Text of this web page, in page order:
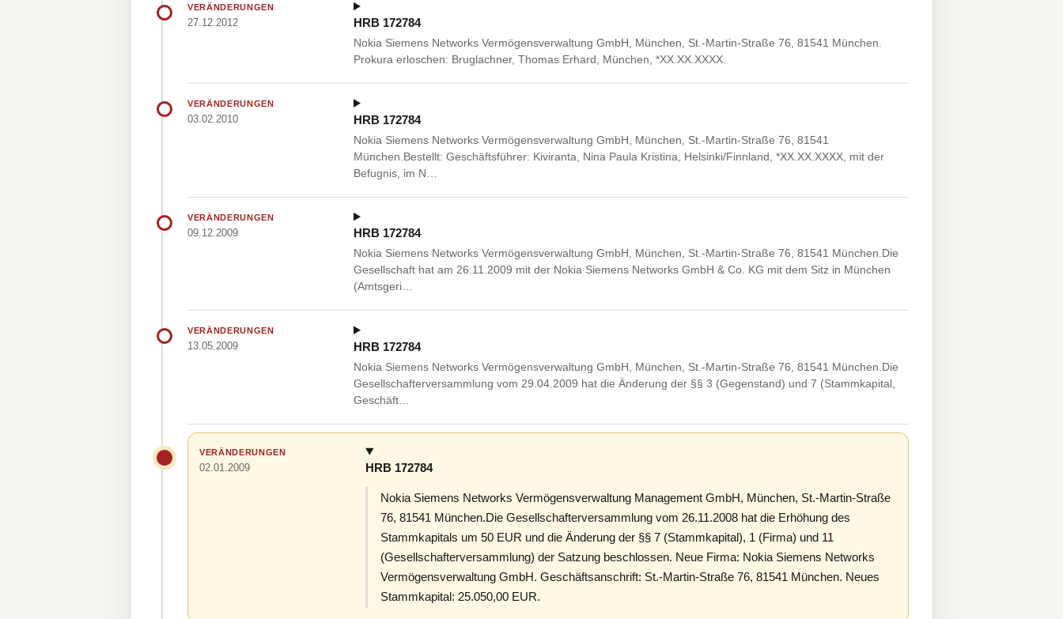
VERÄNDERUNGEN
27.12.2012 HRB 172784
Nokia Siemens Networks Vermögensverwaltung GmbH, München, St.-Martin-Straße 76, 81541 München.
Prokura erloschen: Bruglachner, Thomas Erhard, München, *XX.XX.XXXX.
VERÄNDERUNGEN
03.02.2010 HRB 172784
Nokia Siemens Networks Vermögensverwaltung GmbH, München, St.-Martin-Straße 76, 81541
München.Bestellt: Geschäftsführer: Kiviranta, Nina Paula Kristina, Helsinki/Finnland, *XX.XX.XXXX, mit der
Befugnis, im N…
VERÄNDERUNGEN
09.12.2009 HRB 172784
Nokia Siemens Networks Vermögensverwaltung GmbH, München, St.-Martin-Straße 76, 81541 München.Die
Gesellschaft hat am 26.11.2009 mit der Nokia Siemens Networks GmbH & Co. KG mit dem Sitz in München
(Amtsgeri…
VERÄNDERUNGEN
13.05.2009 HRB 172784
Nokia Siemens Networks Vermögensverwaltung GmbH, München, St.-Martin-Straße 76, 81541 München.Die
Gesellschafterversammlung vom 29.04.2009 hat die Änderung der §§ 3 (Gegenstand) und 7 (Stammkapital,
Geschäft…
VERÄNDERUNGEN
02.01.2009 HRB 172784
Nokia Siemens Networks Vermögensverwaltung Management GmbH, München, St.-Martin-Straße
76, 81541 München.Die Gesellschafterversammlung vom 26.11.2008 hat die Erhöhung des
Stammkapitals um 50 EUR und die Änderung der §§ 7 (Stammkapital), 1 (Firma) und 11
(Gesellschafterversammlung) der Satzung beschlossen. Neue Firma: Nokia Siemens Networks
Vermögensverwaltung GmbH. Geschäftsanschrift: St.-Martin-Straße 76, 81541 München. Neues
Stammkapital: 25.050,00 EUR.